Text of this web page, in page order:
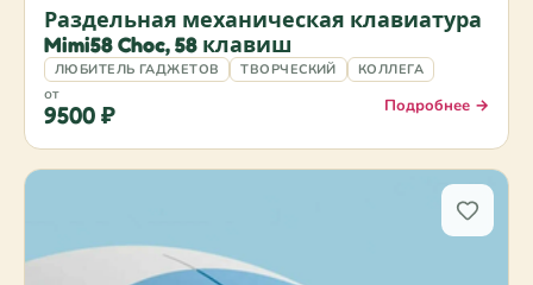
Раздельная механическая клавиатура
Mimi58 Choc, 58 клавиш
ЛЮБИТЕЛЬ ГАДЖЕТОВ ТВОРЧЕСКИЙ КОЛЛЕГА
от
9500 ₽ Подробнее →